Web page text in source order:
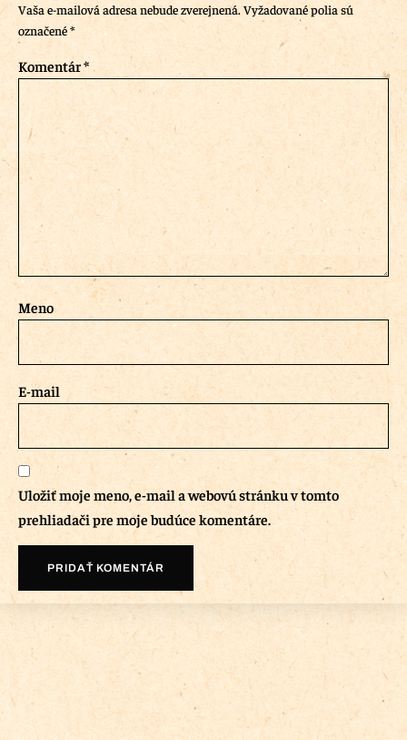
Vaša e-mailová adresa nebude zverejnená. Vyžadované polia sú
označené*
Komentár*
Meno
E-mail
Uložiť moje meno, e-mail a webovú stránku v tomto
prehliadači pre moje budúce komentáre.